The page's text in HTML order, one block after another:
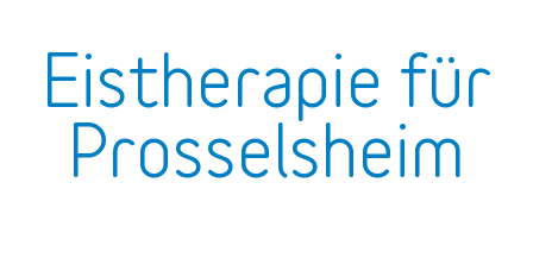
Eistherapie für
Prosselsheim